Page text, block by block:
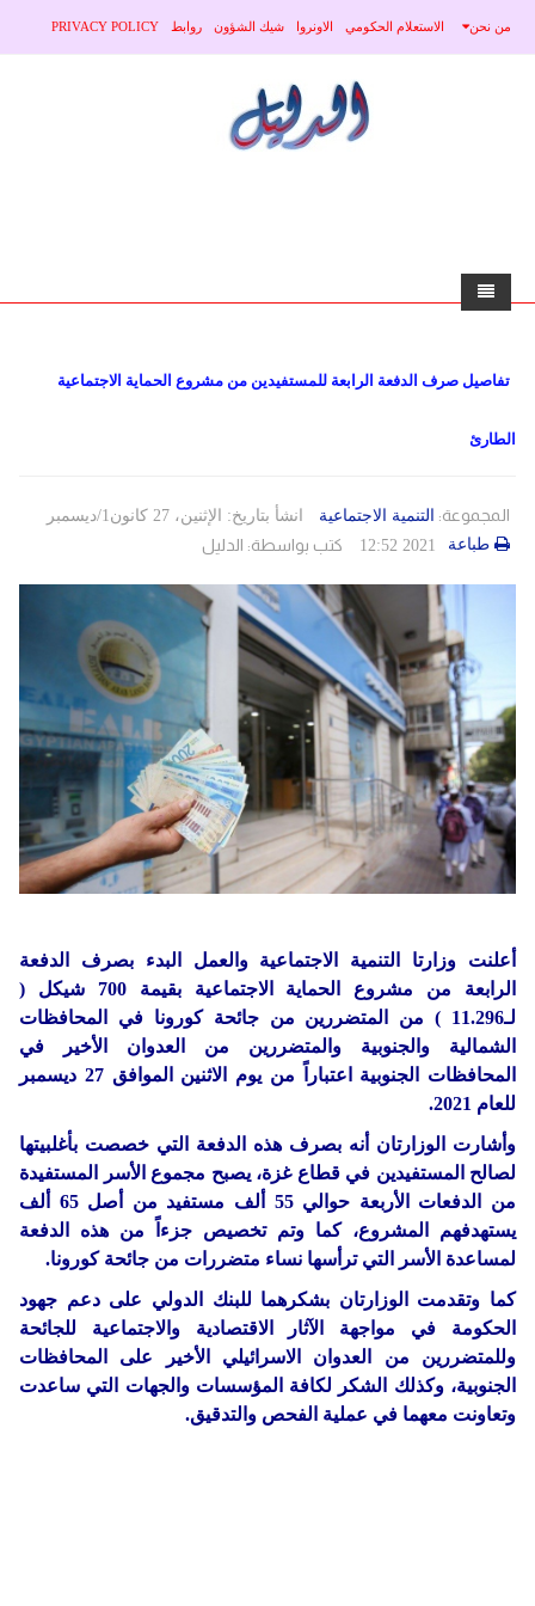
من نحن الاستعلام الحكومي الاونروا شيك الشؤون روابط PRIVACY POLICY
تفاصيل صرف الدفعة الرابعة للمستفيدين من مشروع الحماية الاجتماعية
الطارئ
المجموعة: التنمية الاجتماعية
انشأ بتاريخ: الإثنين، 27 كانون1/ديسمبر
2021 12:52
كتب بواسطة: الدليل طباعة
أعلنت وزارتا التنمية الاجتماعية والعمل البدء بصرف الدفعة
الرابعة من مشروع الحماية الاجتماعية بقيمة 700 شيكل (
لـ11.296 ) من المتضررين من جائحة كورونا في المحافظات
الشمالية والجنوبية والمتضررين من العدوان الأخير في
المحافظات الجنوبية اعتباراً من يوم الاثنين الموافق 27 ديسمبر
للعام 2021.
وأشارت الوزارتان أنه بصرف هذه الدفعة التي خصصت بأغلبيتها
لصالح المستفيدين في قطاع غزة، يصبح مجموع الأسر المستفيدة
من الدفعات الأربعة حوالي 55 ألف مستفيد من أصل 65 ألف
يستهدفهم المشروع، كما وتم تخصيص جزءاً من هذه الدفعة
لمساعدة الأسر التي ترأسها نساء متضررات من جائحة كورونا.
كما وتقدمت الوزارتان بشكرهما للبنك الدولي على دعم جهود
الحكومة في مواجهة الآثار الاقتصادية والاجتماعية للجائحة
وللمتضررين من العدوان الاسرائيلي الأخير على المحافظات
الجنوبية، وكذلك الشكر لكافة المؤسسات والجهات التي ساعدت
وتعاونت معهما في عملية الفحص والتدقيق.
محلي
دولي
منوعات
حوادث
مساعدات
التنمية الاجتماعية
المنحة القطرية
الاونروا
اللاجئين
فلسطين
لبنان
سوريا
Articles 🌐
روابط